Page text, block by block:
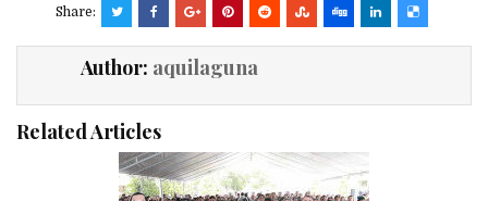
Share:
Author: aquilaguna
Related Articles